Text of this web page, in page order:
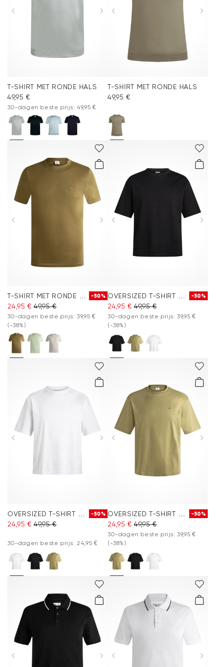
T-SHIRT MET RONDE HALS
49,95 €
30-dagen beste prijs: 49,95 €
T-SHIRT MET RONDE HALS
49,95 €
-50%
24,95 € 49,95 €
30-dagen beste prijs: 39,95 €
(-38%)
-50%
24,95 € 49,95 €
30-dagen beste prijs: 39,95 €
(-38%)
-50%
24,95 € 49,95 €
30-dagen beste prijs: 24,95 €
-50%
24,95 € 49,95 €
30-dagen beste prijs: 39,95 €
(-38%)